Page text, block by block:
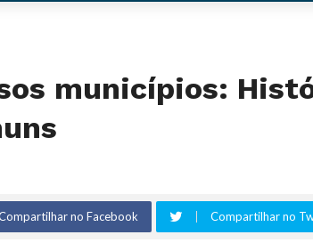
municípios:
no Facebook Compartilhar no